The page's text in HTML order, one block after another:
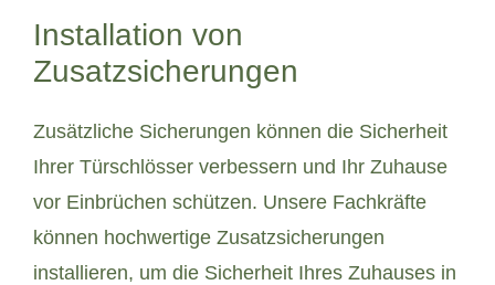
Installation von
Zusatzsicherungen
Zusätzliche Sicherungen können die Sicherheit
Ihrer Türschlösser verbessern und Ihr Zuhause
vor Einbrüchen schützen. Unsere Fachkräfte
können hochwertige Zusatzsicherungen
installieren, um die Sicherheit Ihres Zuhauses in